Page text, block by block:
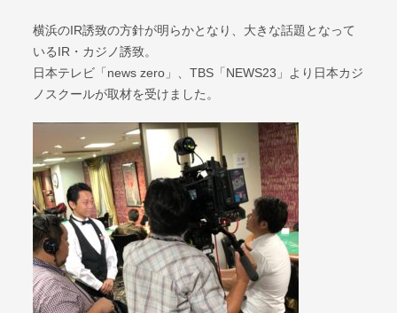
横浜のIR誘致の方針が明らかとなり、大きな話題となって
いるIR・カジノ誘致。
日本テレビ「news zero」、TBS「NEWS23」より日本カジ
ノスクールが取材を受けました。